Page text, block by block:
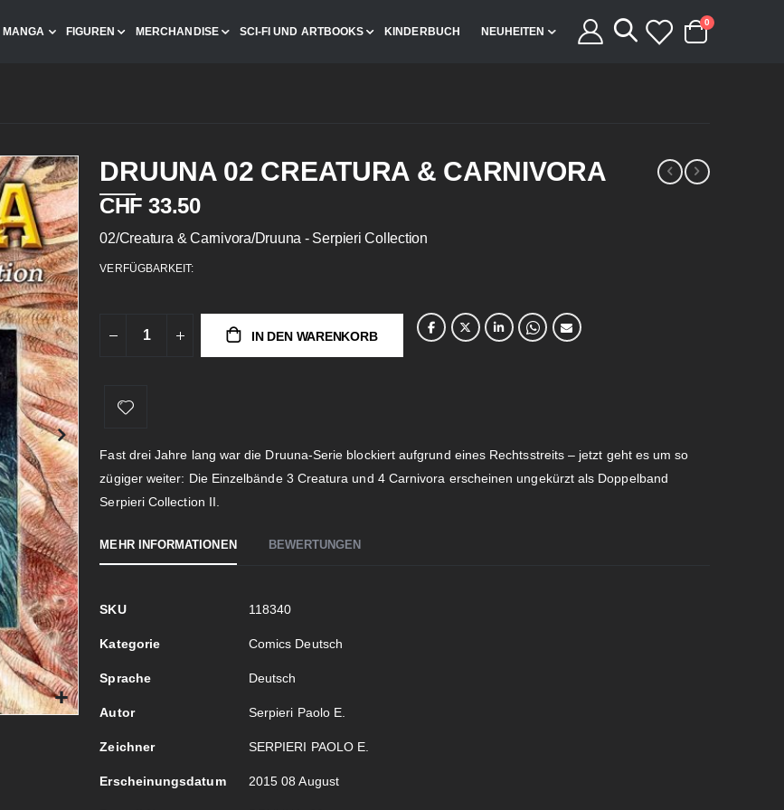
MANGA FIGUREN MERCHANDISE SCI-FI UND ARTBOOKS KINDERBUCH NEUHEITEN
Cart
0 Artikel
DRUUNA 02 CREATURA & CARNIVORA
CHF 33.50
02/Creatura & Carnivora/Druuna - Serpieri Collection
VERFÜGBARKEIT:
IN DEN WARENKORB
Fast drei Jahre lang war die Druuna-Serie blockiert aufgrund eines Rechtsstreits – jetzt geht es um so
zügiger weiter: Die Einzelbände 3 Creatura und 4 Carnivora erscheinen ungekürzt als Doppelband
Serpieri Collection II.
MEHR INFORMATIONEN
Mehr
SKU 118340
Kategorie Comics Deutsch
Sprache Deutsch
Autor Serpieri Paolo E.
Zeichner SERPIERI PAOLO E.
Erscheinungsdatum 2015 08 August
BEWERTUNGEN